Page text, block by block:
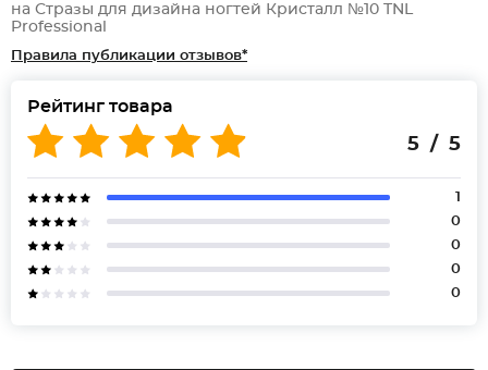
на Стразы для дизайна ногтей Кристалл №10 TNL
Professional
Правила публикации отзывов*
Рейтинг товара
5 / 5
1
0
0
0
0